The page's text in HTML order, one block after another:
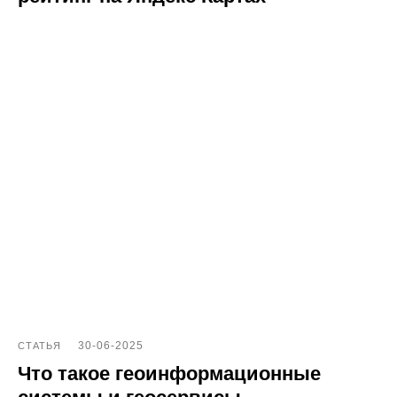
СТАТЬЯ 30-06-2025
Что такое геоинформационные